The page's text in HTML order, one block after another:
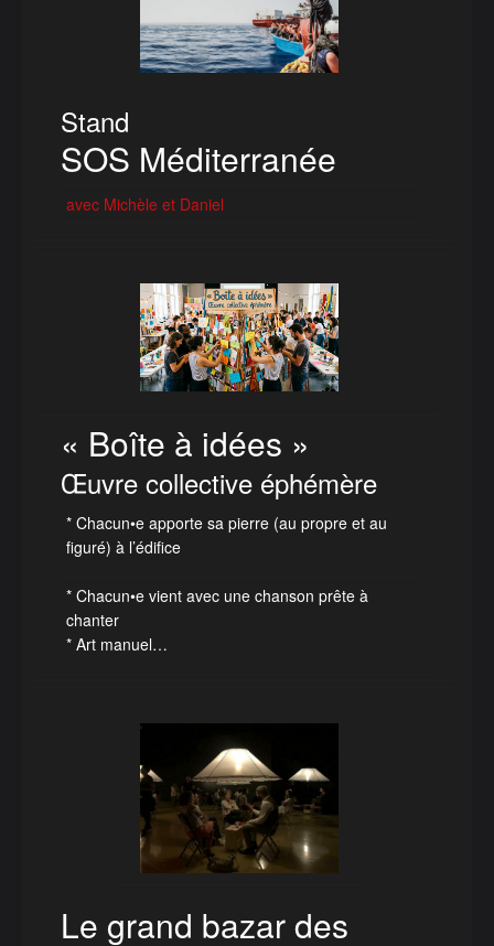
Stand
SOS Méditerranée
avec Michèle et Daniel
« Boîte à idées »
Œuvre collective éphémère
* Chacun•e apporte sa pierre (au propre et au
figuré) à l’édifice
* Chacun•e vient avec une chanson prête à
chanter
* Art manuel…
Le grand bazar des